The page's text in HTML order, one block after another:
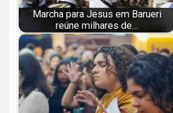
Marcha para Jesus em Barueri
reúne milhares de…